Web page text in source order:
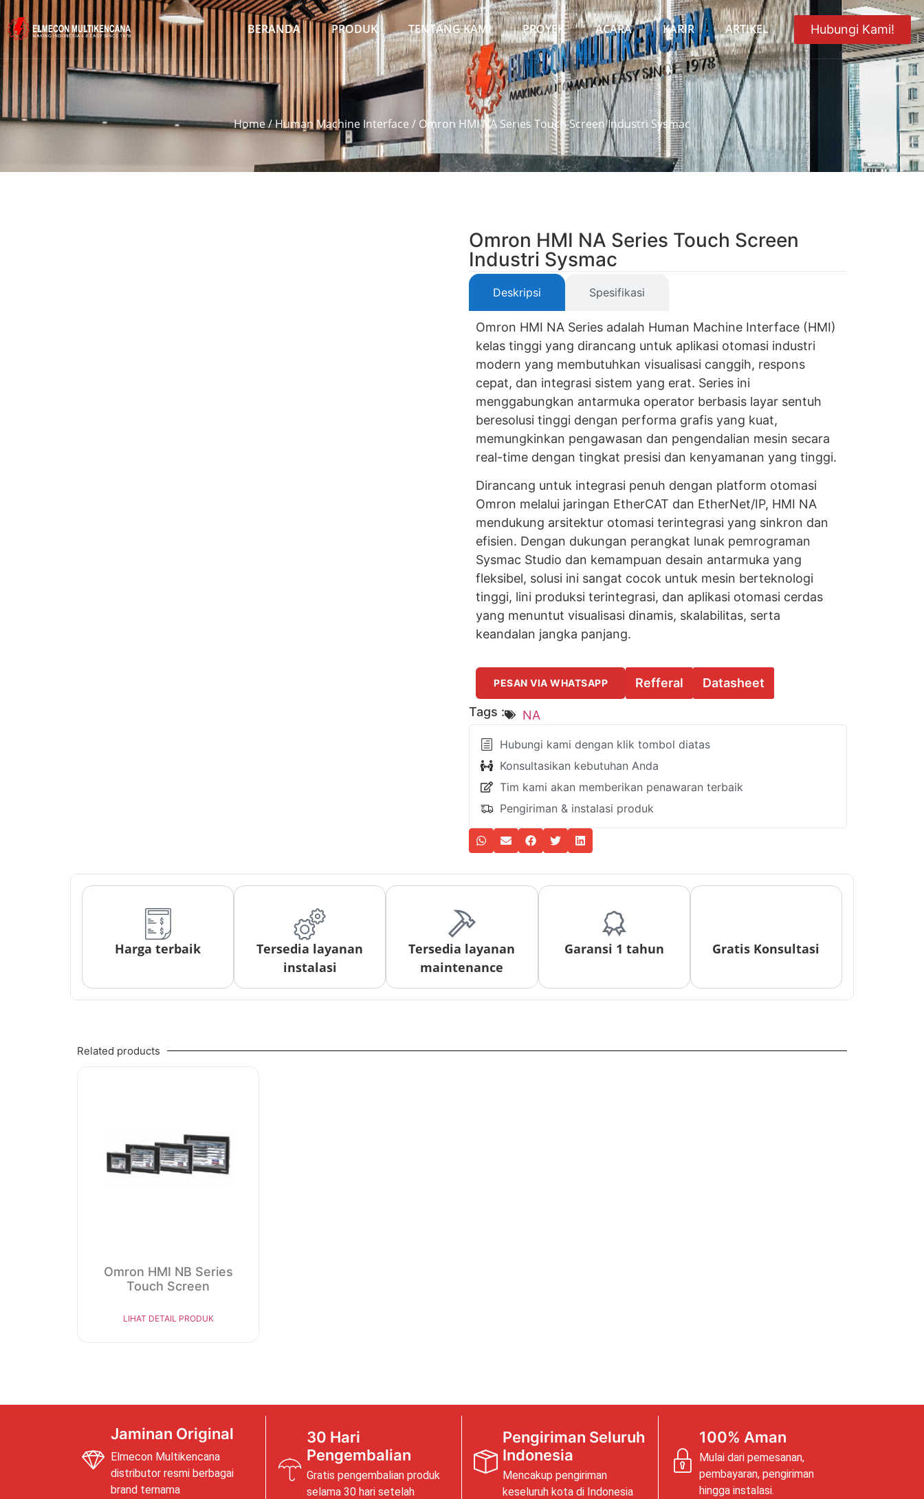
BERANDA PRODUK TENTANG KAMI PROYEK ACARA KARIR ARTIKEL Hubungi Kami!
Home/Human Machine Interface / Omron HMI NA Series Touch Screen Industri Sysmac
Omron HMI NA Series Touch Screen
Industri Sysmac
Deskripsi Spesifikasi
Omron HMI NA Series adalah Human Machine Interface (HMI)
kelas tinggi yang dirancang untuk aplikasi otomasi industri
modern yang membutuhkan visualisasi canggih, respons
cepat, dan integrasi sistem yang erat. Series ini
menggabungkan antarmuka operator berbasis layar sentuh
beresolusi tinggi dengan performa grafis yang kuat,
memungkinkan pengawasan dan pengendalian mesin secara
real-time dengan tingkat presisi dan kenyamanan yang tinggi.
Dirancang untuk integrasi penuh dengan platform otomasi
Omron melalui jaringan EtherCAT dan EtherNet/IP, HMI NA
mendukung arsitektur otomasi terintegrasi yang sinkron dan
efisien. Dengan dukungan perangkat lunak pemrograman
Sysmac Studio dan kemampuan desain antarmuka yang
fleksibel, solusi ini sangat cocok untuk mesin berteknologi
tinggi, lini produksi terintegrasi, dan aplikasi otomasi cerdas
yang menuntut visualisasi dinamis, skalabilitas, serta
keandalan jangka panjang.
PESAN VIA WHATSAPP Refferal
Datasheet
Tags :
NA
Hubungi kami dengan klik tombol diatas
Konsultasikan kebutuhan Anda
Tim kami akan memberikan penawaran terbaik
Pengiriman & instalasi produk
Harga terbaik
Tersedia layanan
instalasi
Tersedia layanan
maintenance
Garansi 1 tahun Gratis Konsultasi
Related products
Omron HMI NB Series
Touch Screen
LIHAT DETAIL PRODUK
Jaminan Original
Elmecon Multikencana
distributor resmi berbagai
brand ternama
30 Hari
Pengembalian
Gratis pengembalian produk
selama 30 hari setelah
Pengiriman Seluruh
Indonesia
Mencakup pengiriman
keseluruh kota di Indonesia
100% Aman
Mulai dari pemesanan,
pembayaran, pengiriman
hingga instalasi.